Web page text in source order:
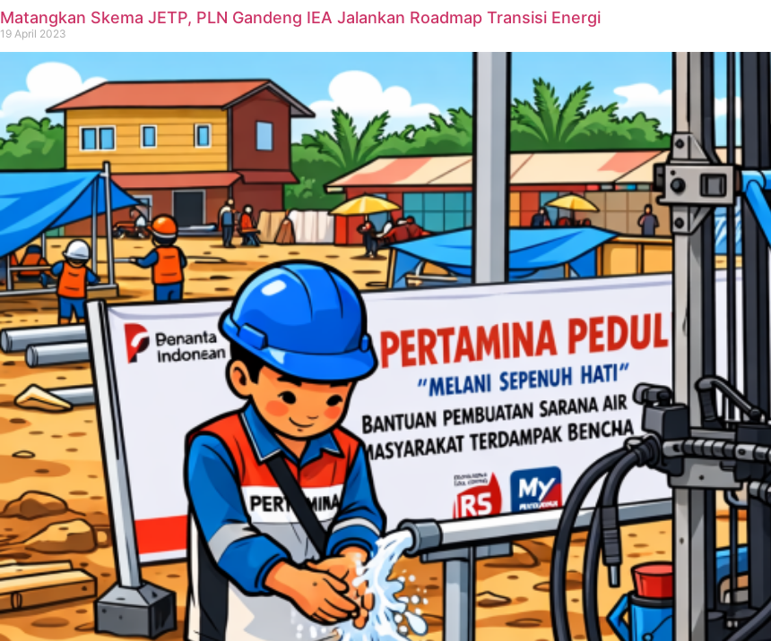
Matangkan Skema JETP, PLN Gandeng IEA Jalankan Roadmap Transisi Energi
19 April 2023